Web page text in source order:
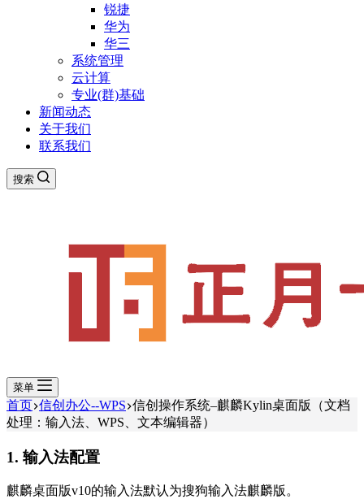
锐捷
华为
华三
系统管理
云计算
专业(群)基础
新闻动态
关于我们
联系我们
搜索
菜单
首页 信创办公--WPS 信创操作系统–麒麟Kylin桌面版（文档
处理：输入法、WPS、文本编辑器）
1. 输入法配置
麒麟桌面版v10的输入法默认为搜狗输入法麒麟版。